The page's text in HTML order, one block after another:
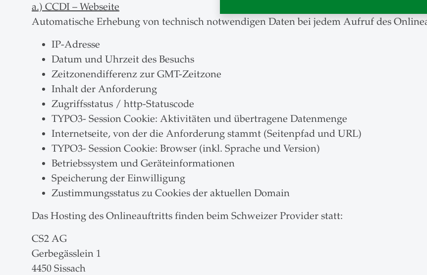
a.) CCDI – Webseite
Automatische Erhebung von technisch notwendigen Daten bei jedem Aufruf des
IP-Adresse
Datum und Uhrzeit des Besuchs
Zeitzonendifferenz zur GMT-Zeitzone
Inhalt der Anforderung
Zugriffsstatus / http-Statuscode
TYPO3- Session Cookie: Aktivitäten und übertragene Datenmenge
Internetseite, von der die Anforderung stammt (Seitenpfad und URL)
TYPO3- Session Cookie: Browser (inkl. Sprache und Version)
Betriebssystem und Geräteinformationen
Speicherung der Einwilligung
Zustimmungsstatus zu Cookies der aktuellen Domain
Das Hosting des Onlineauftritts finden beim Schweizer Provider statt:
CS2 AG
Gerbegässlein 1
4450 Sissach